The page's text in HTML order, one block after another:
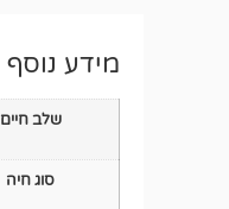
מידע נוסף
שלב חיים
סוג חיה